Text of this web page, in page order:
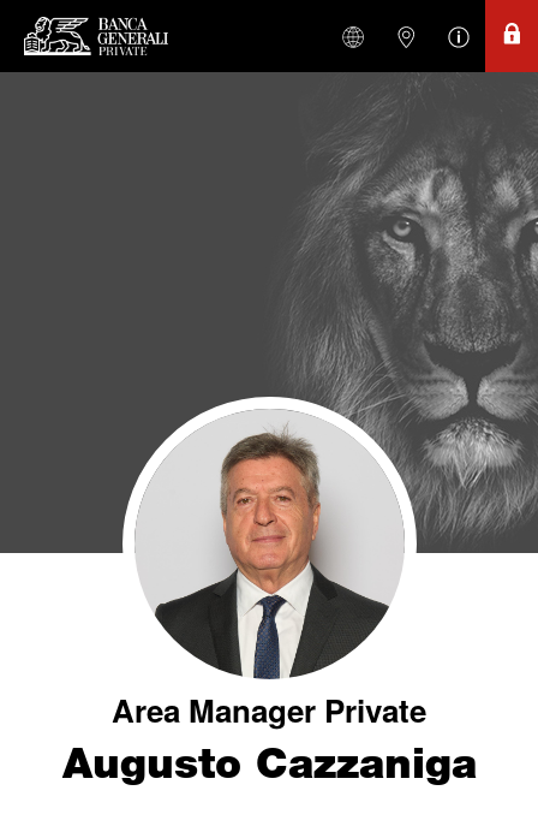
Area Manager Private
Augusto Cazzaniga